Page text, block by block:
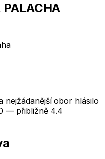
nejžádanější obor hlásilo
— přibližně 4.4